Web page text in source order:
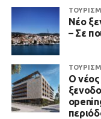
Νέο
– Σε
Ο